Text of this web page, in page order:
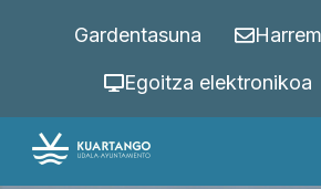
Gardentasuna
Egoitza elektronikoa